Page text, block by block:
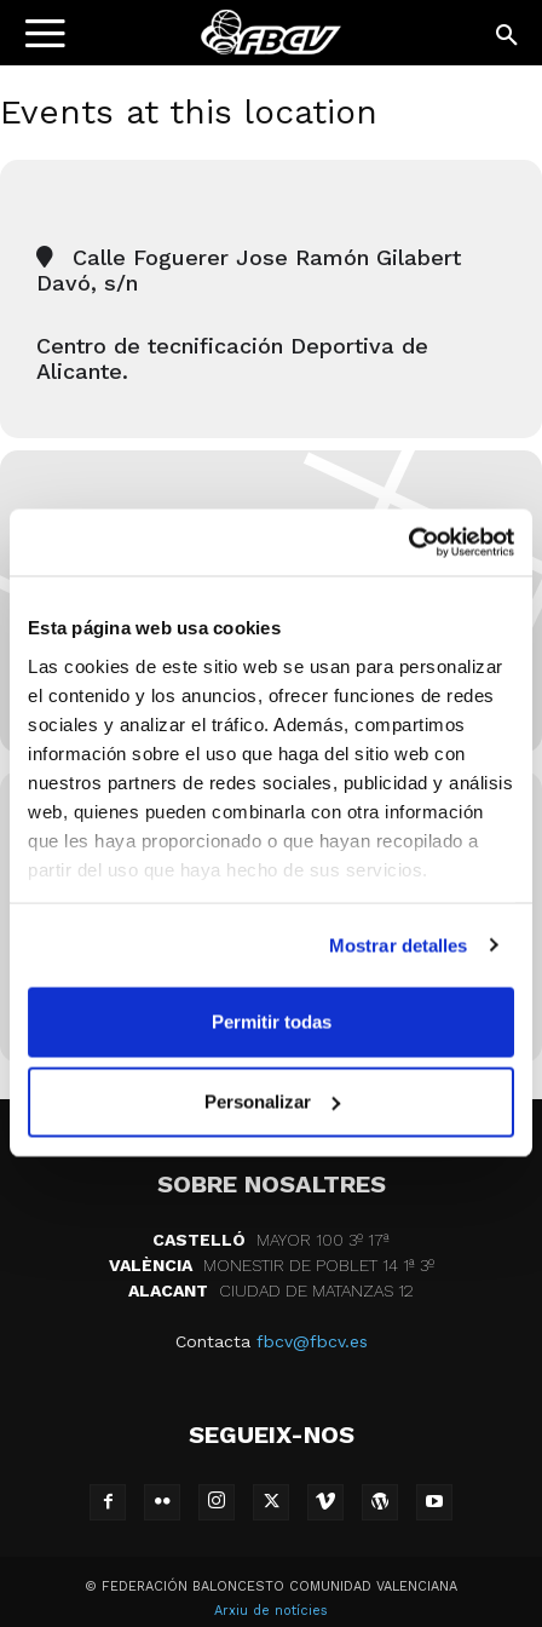
Esta página web usa cookies
Las cookies de este sitio web se usan para personalizar
el contenido y los anuncios, ofrecer funciones de redes
sociales y analizar el tráfico. Además, compartimos
información sobre el uso que haga del sitio web con
nuestros partners de redes sociales, publicidad y análisis
web, quienes pueden combinarla con otra información
que les haya proporcionado o que hayan recopilado a
partir del uso que haya hecho de sus servicios.
Mostrar detalles
Permitir todas
Personalizar
Events at this location
Calle Foguerer Jose Ramón Gilabert
Davó, s/n
Centro de tecnificación Deportiva de
Alicante.
UPCOMING EVENTS
SELECCIONADA
SOBRE NOSALTRES
CASTELLÓ
MAYOR 100 3º 17ª
VALÈNCIA
MONESTIR DE POBLET 14 1ª 3º
ALACANT
CIUDAD DE MATANZAS 12
Contacta fbcv@fbcv.es
SEGUEIX-NOS
© FEDERACIÓN BALONCESTO COMUNIDAD VALENCIANA
Arxiu de notícies